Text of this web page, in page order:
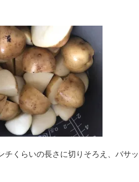
チくらいの長さに切りそろえ、バサッ